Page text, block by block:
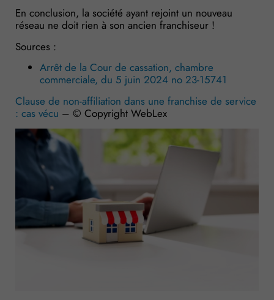
En conclusion, la société ayant rejoint un nouveau
réseau ne doit rien à son ancien franchiseur !
Sources :
Arrêt de la Cour de cassation, chambre
commerciale, du 5 juin 2024 no 23-15741
Clause de non-affiliation dans une franchise de service
: cas vécu – © Copyright WebLex